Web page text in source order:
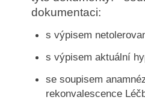
dokumentaci:
s výpisem
s výpisem aktuální
se soupisem
rekonvalescence